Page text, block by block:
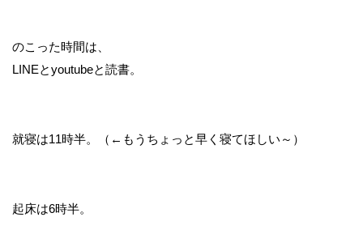
のこった時間は、
LINEとyoutubeと読書。
就寝は11時半。（←もうちょっと早く寝てほしい～）
起床は6時半。